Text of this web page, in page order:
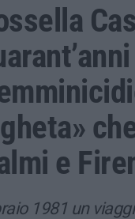
e
1981 un